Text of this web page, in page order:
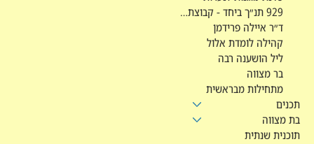
929 תנ״ך ביחד - קבוצת לימוד
ד״ר איילה פרידמן
קהילה לומדת אלול
ליל הושענה רבה
בר מצווה
מתחילות מבראשית
תכנים
בת מצווה
תוכנית שנתית